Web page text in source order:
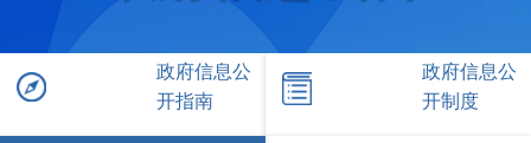
政府信息公
开指南
政府信息公
开制度